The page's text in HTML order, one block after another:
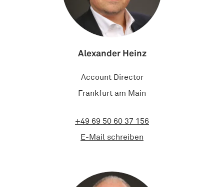
Alexander Heinz
Account Director
Frankfurt am Main
+49 69 50 60 37 156
E-Mail schreiben